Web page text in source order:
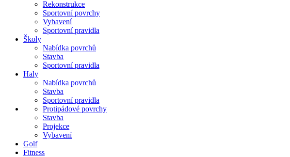
Rekonstrukce
Sportovní povrchy
Vybavení
Sportovní pravidla
Školy
Nabídka povrchů
Stavba
Sportovní pravidla
Haly
Nabídka povrchů
Stavba
Sportovní pravidla
Protipádové povrchy
Stavba
Projekce
Vybavení
Golf
Fitness